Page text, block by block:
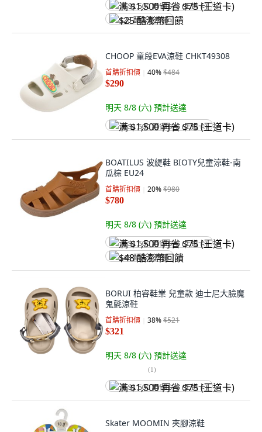
满 $1,500 再省 $75 (王道卡)
$25 酷澎幣回饋
CHOOP 童段EVA涼鞋 CHKT49308
首購折扣價 40%$484
$290
明天 8/8 (六) 預計送達
满 $1,500 再省 $75 (王道卡)
BOATILUS 波緹鞋 BIOTY兒童涼鞋-南
瓜棕 EU24
首購折扣價 20%$980
$780
明天 8/8 (六) 預計送達
满 $1,500 再省 $75 (王道卡)
$48 酷澎幣回饋
BORUI 柏睿鞋業 兒童款 迪士尼大臉魔
鬼氈涼鞋
首購折扣價 38%$521
$321
明天 8/8 (六) 預計送達
(1)
满 $1,500 再省 $75 (王道卡)
Skater MOOMIN 夾腳涼鞋